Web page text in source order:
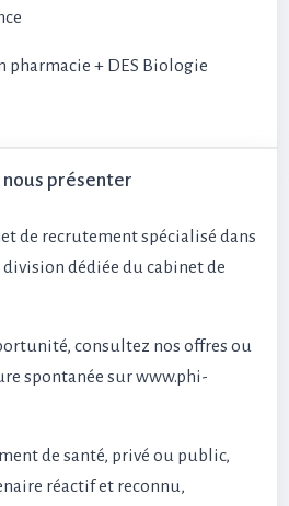
pharmacie + DES Biologie
présenter
de recrutement spécialisé dans
division dédiée du cabinet de
consultez nos offres ou
spontanée sur www.phi-
de santé, privé ou public,
réactif et reconnu,